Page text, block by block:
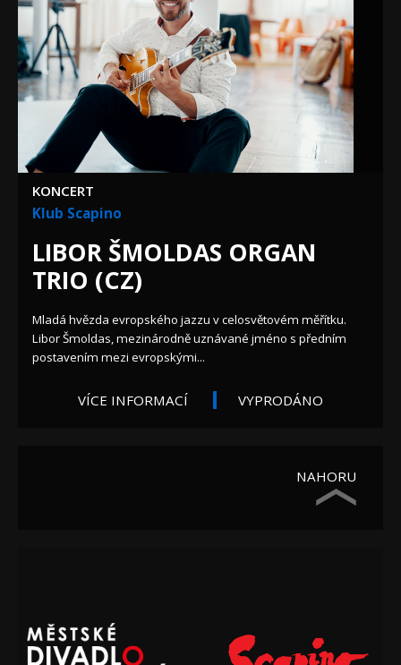
KONCERT
Klub Scapino
LIBOR ŠMOLDAS ORGAN
TRIO (CZ)
Mladá hvězda evropského jazzu v celosvětovém měřítku.
Libor Šmoldas, mezinárodně uznávané jméno s předním
postavením mezi evropskými...
VÍCE INFORMACÍ VYPRODÁNO
NAHORU